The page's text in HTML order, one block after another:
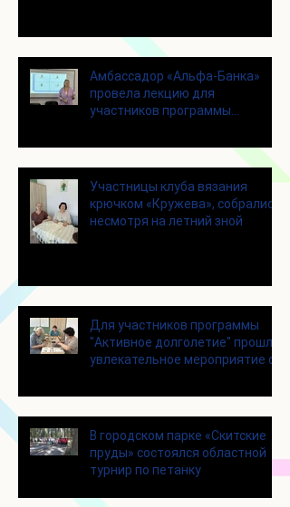
Амбассадор «Альфа-Банка»
провела лекцию для
участников программы
Участницы клуба вязания
крючком «Кружева», собрались
несмотря на летний зной
Для участников программы
"Активное долголетие" прошло
увлекательное мероприятие с
играми
В городском парке «Скитские
пруды» состоялся областной
турнир по петанку